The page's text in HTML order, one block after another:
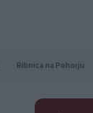
Ribnica na Pohorju